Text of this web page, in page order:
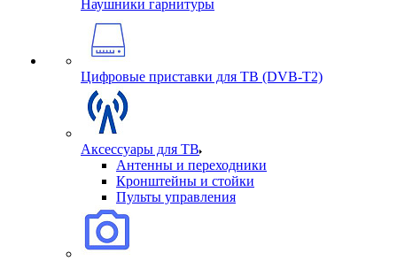
Наушники гарнитуры
Цифровые приставки для ТВ (DVB-T2)
Аксессуары для ТВ
Антенны и переходники
Кронштейны и стойки
Пульты управления